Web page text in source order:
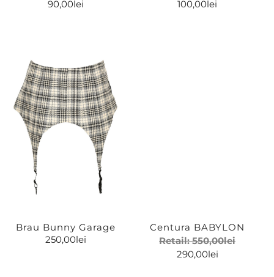
90,00lei 100,00lei
Brau Bunny Garage
250,00lei
Centura BABYLON
Retail:550,00lei
290,00lei